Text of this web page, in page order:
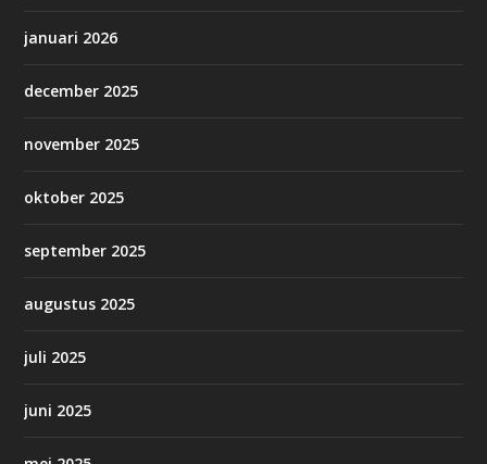
januari 2026
december 2025
november 2025
oktober 2025
september 2025
augustus 2025
juli 2025
juni 2025